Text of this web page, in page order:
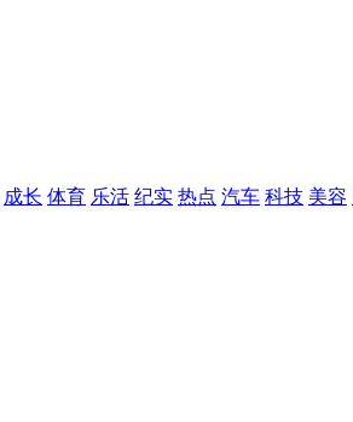
成长 体育 乐活 纪实 热点 汽车 科技 美容